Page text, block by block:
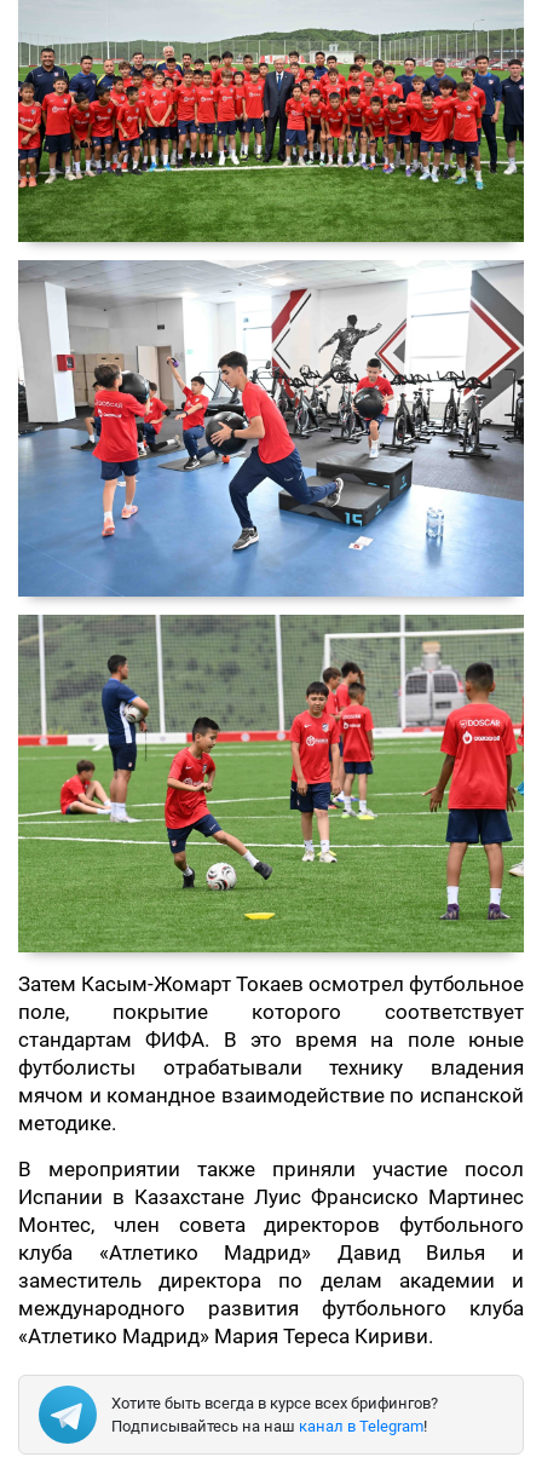
Затем Касым-Жомарт Токаев осмотрел футбольное
поле, покрытие которого соответствует
стандартам ФИФА. В это время на поле юные
футболисты отрабатывали технику владения
мячом и командное взаимодействие по испанской
методике.
В мероприятии также приняли участие посол
Испании в Казахстане Луис Франсиско Мартинес
Монтес, член совета директоров футбольного
клуба «Атлетико Мадрид» Давид Вилья и
заместитель директора по делам академии и
международного развития футбольного клуба
«Атлетико Мадрид» Мария Тереса Кириви.
Хотите быть всегда в курсе всех брифингов?
Подписывайтесь на наш канал в Telegram!